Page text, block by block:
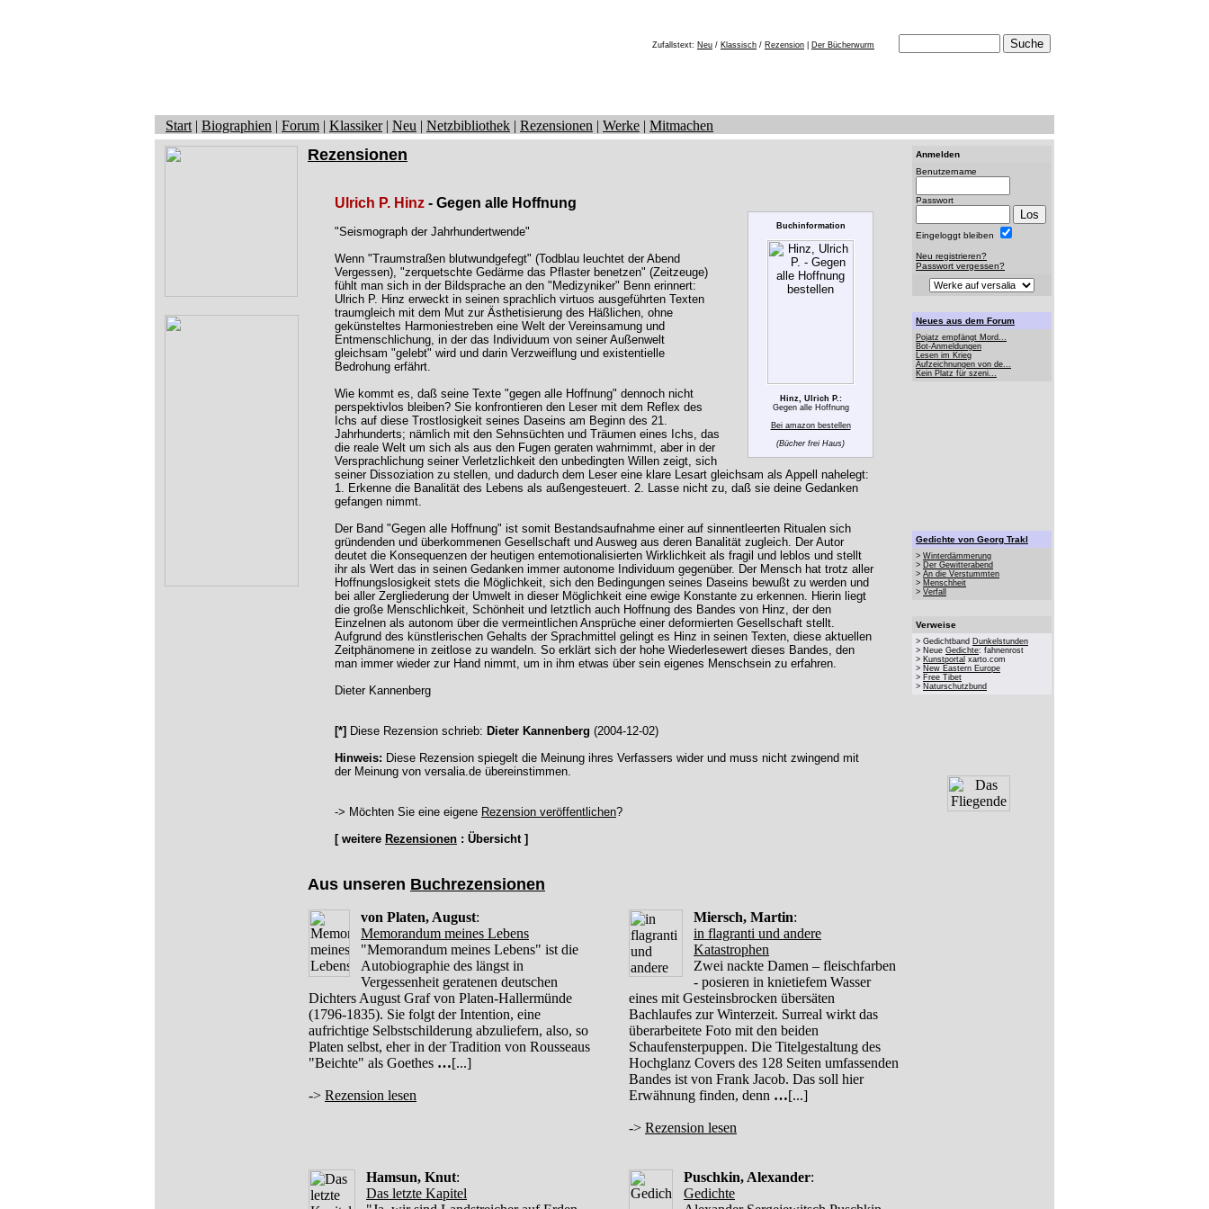
Zufallstext: Neu / Klassisch / Rezension Der Bücherwurm
Start | Biographien | Forum | Klassiker| Neu | Netzbibliothek | Rezensionen | Werke | Mitmachen
Rezensionen
Ulrich P. Hinz - Gegen alle Hoffnung
Buchinformation
Hinz, Ulrich P.:
Gegen alle Hoffnung
Bei amazon bestellen
(Bücher frei Haus)
"Seismograph der Jahrhundertwende"
Wenn "Traumstraßen blutwundgefegt" (Todblau leuchtet der Abend
Vergessen), "zerquetschte Gedärme das Pflaster benetzen" (Zeitzeuge)
fühlt man sich in der Bildsprache an den "Medizyniker" Benn erinnert:
Ulrich P. Hinz erweckt in seinen sprachlich virtuos ausgeführten Texten
traumgleich mit dem Mut zur Ästhetisierung des Häßlichen, ohne
gekünsteltes Harmoniestreben eine Welt der Vereinsamung und
Entmenschlichung, in der das Individuum von seiner Außenwelt
gleichsam "gelebt" wird und darin Verzweiflung und existentielle
Bedrohung erfährt.
Wie kommt es, daß seine Texte "gegen alle Hoffnung" dennoch nicht
perspektivlos bleiben? Sie konfrontieren den Leser mit dem Reflex des
Ichs auf diese Trostlosigkeit seines Daseins am Beginn des 21.
Jahrhunderts; nämlich mit den Sehnsüchten und Träumen eines Ichs, das
die reale Welt um sich als aus den Fugen geraten wahrnimmt, aber in der
Versprachlichung seiner Verletzlichkeit den unbedingten Willen zeigt, sich
seiner Dissoziation zu stellen, und dadurch dem Leser eine klare Lesart gleichsam als Appell nahelegt:
1. Erkenne die Banalität des Lebens als außengesteuert. 2. Lasse nicht zu, daß sie deine Gedanken
gefangen nimmt.
Der Band "Gegen alle Hoffnung" ist somit Bestandsaufnahme einer auf sinnentleerten Ritualen sich
gründenden und überkommenen Gesellschaft und Ausweg aus deren Banalität zugleich. Der Autor
deutet die Konsequenzen der heutigen entemotionalisierten Wirklichkeit als fragil und leblos und stellt
ihr als Wert das in seinen Gedanken immer autonome Individuum gegenüber. Der Mensch hat trotz aller
Hoffnungslosigkeit stets die Möglichkeit, sich den Bedingungen seines Daseins bewußt zu werden und
bei aller Zergliederung der Umwelt in dieser Möglichkeit eine ewige Konstante zu erkennen. Hierin liegt
die große Menschlichkeit, Schönheit und letztlich auch Hoffnung des Bandes von Hinz, der den
Einzelnen als autonom über die vermeintlichen Ansprüche einer deformierten Gesellschaft stellt.
Aufgrund des künstlerischen Gehalts der Sprachmittel gelingt es Hinz in seinen Texten, diese aktuellen
Zeitphänomene in zeitlose zu wandeln. So erklärt sich der hohe Wiederlesewert dieses Bandes, den
man immer wieder zur Hand nimmt, um in ihm etwas über sein eigenes Menschsein zu erfahren.
Dieter Kannenberg
[*] Diese Rezension schrieb: Dieter Kannenberg (2004-12-02)
Hinweis: Diese Rezension spiegelt die Meinung ihres Verfassers wider und muss nicht zwingend mit
der Meinung von versalia.de übereinstimmen.
-> Möchten Sie eine eigene Rezension veröffentlichen?
[ weitere Rezensionen : Übersicht ]
Aus unseren Buchrezensionen
von Platen, August:
Memorandum meines Lebens
"Memorandum meines Lebens" ist die
Autobiographie des längst in
Vergessenheit geratenen deutschen
Dichters August Graf von Platen-Hallermünde
(1796-1835). Sie folgt der Intention, eine
aufrichtige Selbstschilderung abzuliefern, also, so
Platen selbst, eher in der Tradition von Rousseaus
"Beichte" als Goethes …[...]
-> Rezension lesen
Miersch, Martin:
in flagranti und andere
Katastrophen
Zwei nackte Damen – fleischfarben
- posieren in knietiefem Wasser
eines mit Gesteinsbrocken übersäten
Bachlaufes zur Winterzeit. Surreal wirkt das
überarbeitete Foto mit den beiden
Schaufensterpuppen. Die Titelgestaltung des
Hochglanz Covers des 128 Seiten umfassenden
Bandes ist von Frank Jacob. Das soll hier
Erwähnung finden, denn …[...]
-> Rezension lesen
Hamsun, Knut:
Das letzte Kapitel
Puschkin, Alexander:
Gedichte
Anmelden
Benutzername
Passwort
Eingeloggt bleiben
Neu registrieren?
Passwort vergessen?
Neues aus dem Forum
Pojatz empfängt Mord...
Bot-Anmeldungen
Lesen im Krieg
Aufzeichnungen von de...
Kein Platz für szeni...
Gedichte von Georg Trakl
> Winterdämmerung
> Der Gewitterabend
> An die Verstummten
> Menschheit
> Verfall
Verweise
> Gedichtband Dunkelstunden
> Neue Gedichte: fahnenrost
> Kunstportal xarto.com
> New Eastern Europe
> Free Tibet
> Naturschutzbund